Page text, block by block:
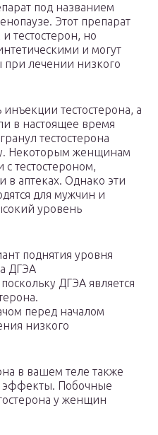
под названием
Этот препарат
тестостерон, но
и могут
лечении низкого
тестостерона, а
в настоящее время
тестостерона
Некоторым женщинам
с тестостероном,
в аптеках. Однако эти
для мужчин и
уровень
поднятия уровня
ДГЭА
ДГЭА является
перед началом
низкого
в вашем теле также
эффекты. Побочные
у женщин